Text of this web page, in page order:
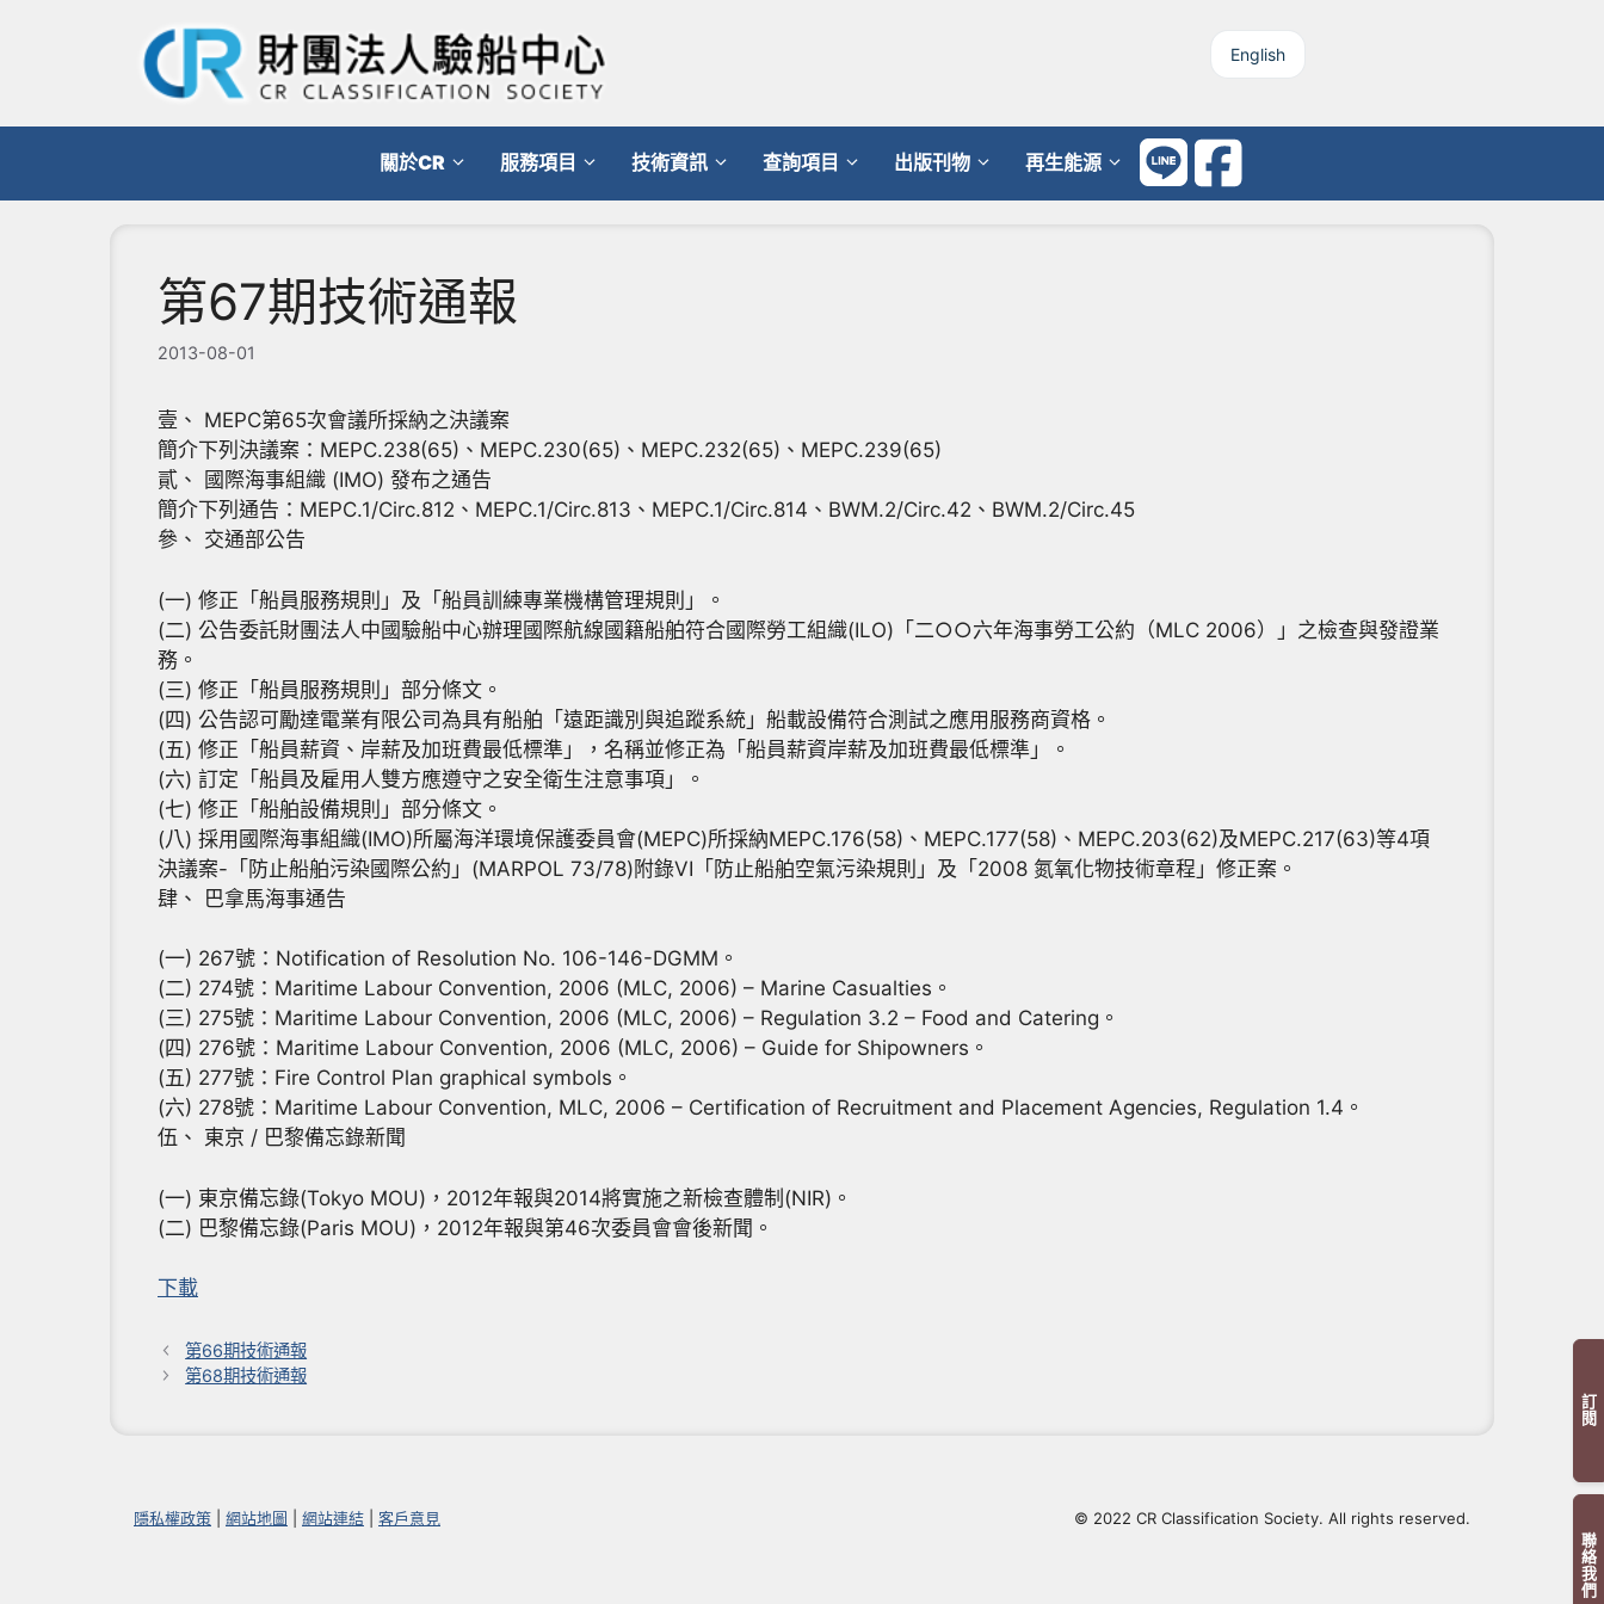
訂閱
聯絡我們
English
關於CR 服務項目 技術資訊 查詢項目 出版刊物 再生能源
第67期技術通報
2013-08-01
壹、 MEPC第65次會議所採納之決議案
簡介下列決議案：MEPC.238(65)、MEPC.230(65)、MEPC.232(65)、MEPC.239(65)
貳、 國際海事組織 (IMO) 發布之通告
簡介下列通告：MEPC.1/Circ.812、MEPC.1/Circ.813、MEPC.1/Circ.814、BWM.2/Circ.42、BWM.2/Circ.45
參、 交通部公告
(一) 修正「船員服務規則」及「船員訓練專業機構管理規則」。
(二) 公告委託財團法人中國驗船中心辦理國際航線國籍船舶符合國際勞工組織(ILO)「二○○六年海事勞工公約（MLC 2006）」之檢查與發證業
務。
(三) 修正「船員服務規則」部分條文。
(四) 公告認可勵達電業有限公司為具有船舶「遠距識別與追蹤系統」船載設備符合測試之應用服務商資格。
(五) 修正「船員薪資、岸薪及加班費最低標準」，名稱並修正為「船員薪資岸薪及加班費最低標準」。
(六) 訂定「船員及雇用人雙方應遵守之安全衛生注意事項」。
(七) 修正「船舶設備規則」部分條文。
(八) 採用國際海事組織(IMO)所屬海洋環境保護委員會(MEPC)所採納MEPC.176(58)、MEPC.177(58)、MEPC.203(62)及MEPC.217(63)等4項
決議案-「防止船舶污染國際公約」(MARPOL 73/78)附錄VI「防止船舶空氣污染規則」及「2008 氮氧化物技術章程」修正案。
肆、 巴拿馬海事通告
(一) 267號：Notification of Resolution No. 106-146-DGMM。
(二) 274號：Maritime Labour Convention, 2006 (MLC, 2006) – Marine Casualties。
(三) 275號：Maritime Labour Convention, 2006 (MLC, 2006) – Regulation 3.2 – Food and Catering。
(四) 276號：Maritime Labour Convention, 2006 (MLC, 2006) – Guide for Shipowners。
(五) 277號：Fire Control Plan graphical symbols。
(六) 278號：Maritime Labour Convention, MLC, 2006 – Certification of Recruitment and Placement Agencies, Regulation 1.4。
伍、 東京 / 巴黎備忘錄新聞
(一) 東京備忘錄(Tokyo MOU)，2012年報與2014將實施之新檢查體制(NIR)。
(二) 巴黎備忘錄(Paris MOU)，2012年報與第46次委員會會後新聞。
下載
第66期技術通報
第68期技術通報
隱私權政策 網站地圖 網站連結 客戶意見 © 2022 CR Classification Society. All rights reserved.